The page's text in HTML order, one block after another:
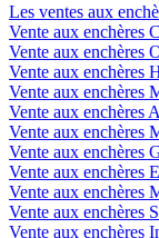
Les ventes aux
Vente aux enchères
Vente aux enchères
Vente aux enchères
Vente aux enchères
Vente aux enchères
Vente aux enchères
Vente aux enchères
Vente aux enchères
Vente aux enchères
Vente aux enchères
Vente aux enchères